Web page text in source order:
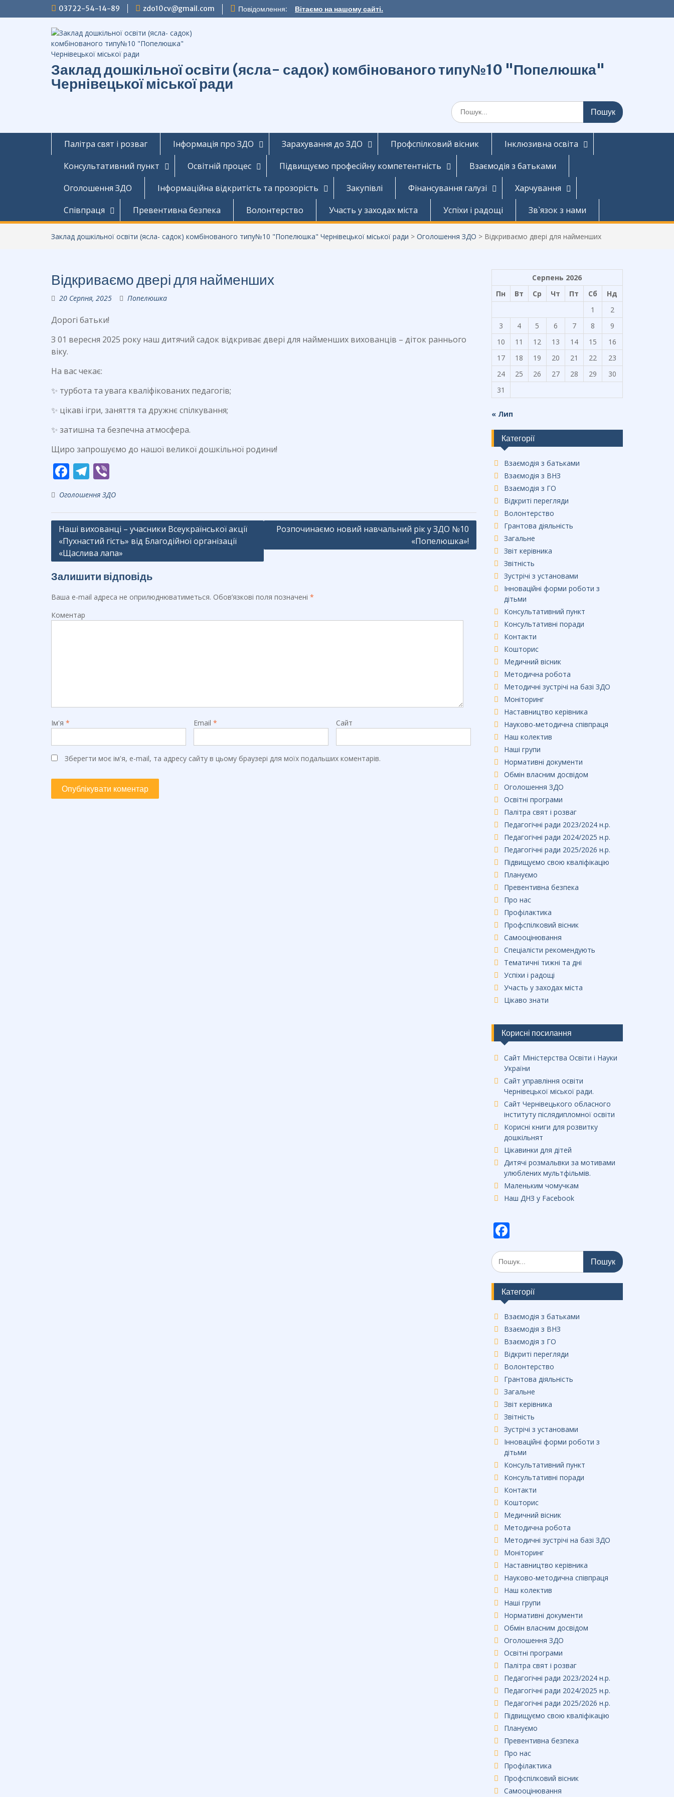
до
03722-54-14-89 zdo10cv@gmail.com Повідомлення: Вітаємо на нашому сайті.
Заклад дошкільної освіти (ясла- садок) комбінованого типу№10 "Попелюшка"
Чернівецької міської ради
Шукати:
Палітра свят і розваг Інформація про ЗДО Зарахування до ЗДО Профспілковий вісник
Інклюзивна освіта
Консультативний пункт
Освітній процес Підвищуємо професійну компетентність
Взаємодія з батьками
Оголошення ЗДО
Інформаційна відкритість та прозорість Закупівлі Фінансування галузі
Харчування
Співпраця
Превентивна безпека Волонтерство Участь у заходах міста Успіхи і радощі Зв`язок з нами
Заклад дошкільної освіти (ясла- садок) комбінованого типу№10 "Попелюшка" Чернівецької міської ради > Оголошення ЗДО > Відкриваємо двері для найменших
Відкриваємо двері для найменших
20 Серпня, 2025 Попелюшка
Дорогі батьки!
З 01 вересня 2025 року наш дитячий садок відкриває двері для найменших вихованців – діток раннього
віку.
На вас чекає:
✨ турбота та увага кваліфікованих педагогів;
✨ цікаві ігри, заняття та дружнє спілкування;
✨ затишна та безпечна атмосфера.
Щиро запрошуємо до нашої великої дошкільної родини!
F
e
b
o
o
k
T
e
gr
a
m
b
er
Оголошення ЗДО
Навігація
записів
Наші вихованці – учасники Всеукраїнської акції
«Пухнастий гість» від Благодійної організації
«Щаслива лапа»
Розпочинаємо новий навчальний рік у ЗДО №10
«Попелюшка»!
Залишити відповідь
Ваша e-mail адреса не оприлюднюватиметься. Обов’язкові поля позначені *
Коментар
Ім'я * Email * Сайт
Зберегти моє ім'я, e-mail, та адресу сайту в цьому браузері для моїх подальших коментарів.
Серпень 2026
Пн
Вт Ср Чт Пт Сб
Нд
1
2
3
4 5 6 7 8
9
10
11 12 13 14 15
16
17
18 19 20 21 22
23
24
25 26 27 28 29
30
31
« Лип
Категорії
Взаємодія з батьками
Взаємодія з ВНЗ
Взаємодія з ГО
Відкриті перегляди
Волонтерство
Грантова діяльність
Загальне
Звіт керівника
Звітність
Зустрічі з установами
Інноваційні форми роботи з
дітьми
Консультативний пункт
Консультативні поради
Контакти
Кошторис
Медичний вісник
Методична робота
Методичні зустрічі на базі ЗДО
Моніторинг
Наставництво керівника
Науково-методична співпраця
Наш колектив
Наші групи
Нормативні документи
Обмін власним досвідом
Оголошення ЗДО
Освітні програми
Палітра свят і розваг
Педагогічні ради 2023/2024 н.р.
Педагогічні ради 2024/2025 н.р.
Педагогічні ради 2025/2026 н.р.
Підвищуємо свою кваліфікацію
Плануємо
Превентивна безпека
Про нас
Профілактика
Профспілковий вісник
Самооцінювання
Спеціалісти рекомендують
Тематичні тижні та дні
Успіхи і радощі
Участь у заходах міста
Цікаво знати
Корисні посилання
Сайт Міністерства Освіти і Науки
України
Сайт управління освіти
Чернівецької міської ради.
Сайт Чернівецького обласного
інституту післядипломної освіти
Корисні книги для розвитку
дошкільнят
Цікавинки для дітей
Дитячі розмальвки за мотивами
улюблених мультфільмів.
Маленьким чомучкам
Наш ДНЗ у Facebook
F
ac
e
b
o
o
k
Шукати:
Категорії
Взаємодія з батьками
Взаємодія з ВНЗ
Взаємодія з ГО
Відкриті перегляди
Волонтерство
Грантова діяльність
Загальне
Звіт керівника
Звітність
Зустрічі з установами
Інноваційні форми роботи з
дітьми
Консультативний пункт
Консультативні поради
Контакти
Кошторис
Медичний вісник
Методична робота
Методичні зустрічі на базі ЗДО
Моніторинг
Наставництво керівника
Науково-методична співпраця
Наш колектив
Наші групи
Нормативні документи
Обмін власним досвідом
Оголошення ЗДО
Освітні програми
Палітра свят і розваг
Педагогічні ради 2023/2024 н.р.
Педагогічні ради 2024/2025 н.р.
Педагогічні ради 2025/2026 н.р.
Підвищуємо свою кваліфікацію
Плануємо
Превентивна безпека
Про нас
Профілактика
Профспілковий вісник
Самооцінювання